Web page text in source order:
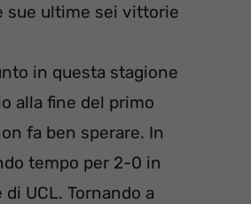
sue ultime sei vittorie
in questa stagione
alla fine del primo
fa ben sperare. In
tempo per 2-0 in
UCL. Tornando a